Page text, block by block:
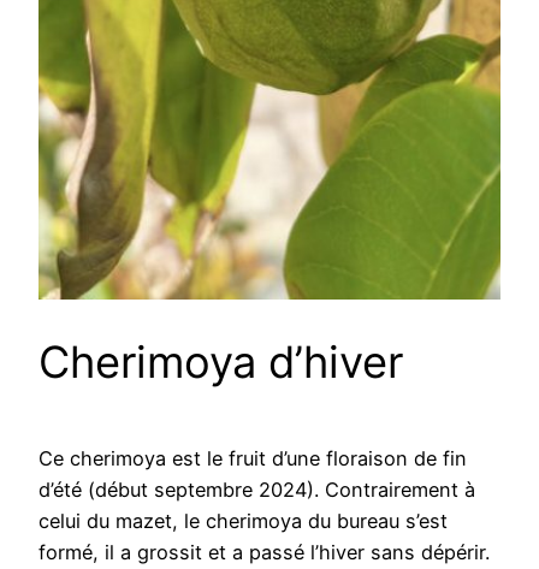
Cherimoya d’hiver
Ce cherimoya est le fruit d’une floraison de fin
d’été (début septembre 2024). Contrairement à
celui du mazet, le cherimoya du bureau s’est
formé, il a grossit et a passé l’hiver sans dépérir.